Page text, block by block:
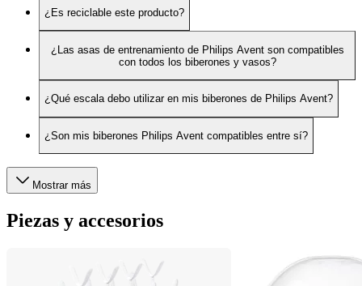
¿Es reciclable este producto?
¿Las asas de entrenamiento de Philips Avent son compatibles
con todos los biberones y vasos?
¿Qué escala debo utilizar en mis biberones de Philips Avent?
¿Son mis biberones Philips Avent compatibles entre sí?
Mostrar más
Piezas y accesorios